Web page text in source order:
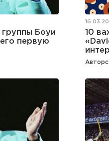
Боуи
первую
10